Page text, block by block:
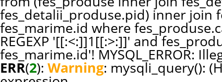
fes_detalii_produse.pid) inner join
fes_marime.id where
REGEXP '[[:<:]]1[[:>:]]' and
fes_marime.id'! MYSQL_ERROR:
ERR(2): Warning: mysqli_query():